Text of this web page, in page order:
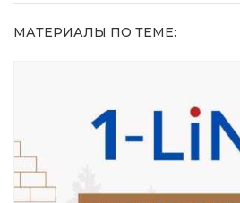
МАТЕРИАЛЫ ПО ТЕМЕ: